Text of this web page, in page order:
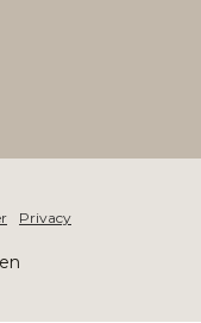
Privacy